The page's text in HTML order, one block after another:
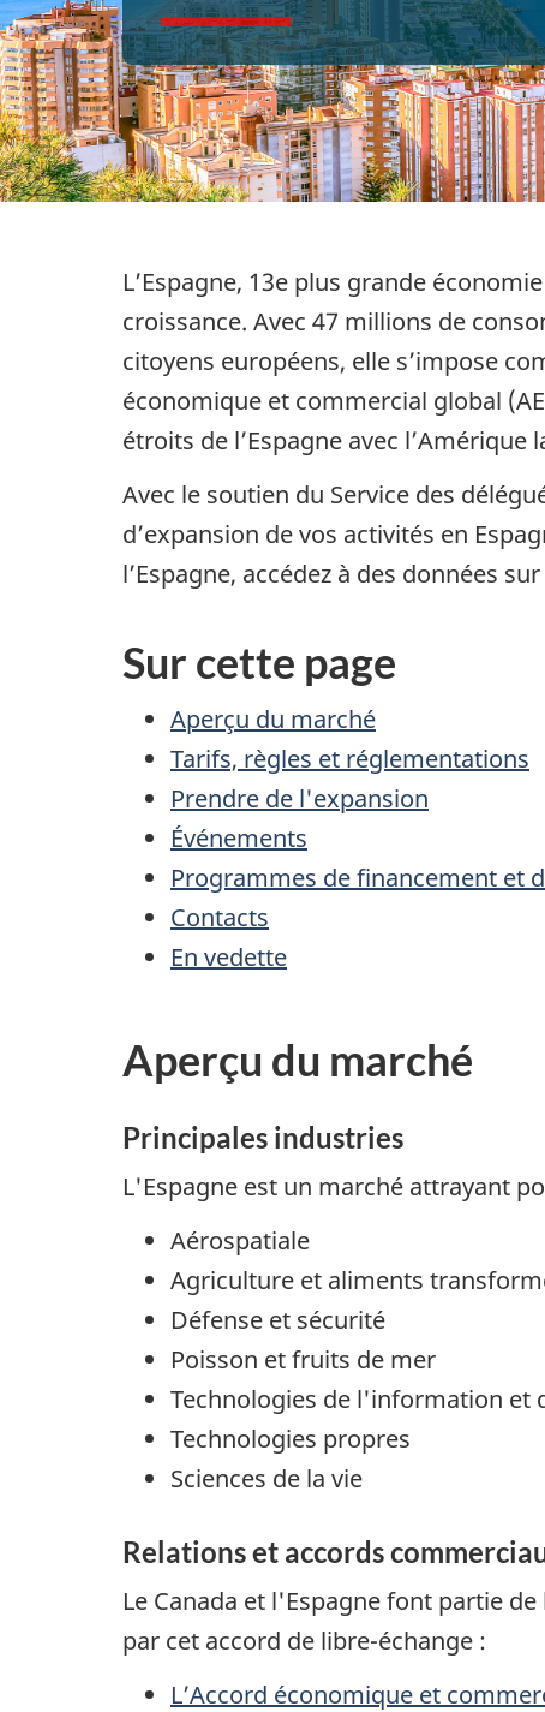
L’Espagne, 13e plus grande
croissance. Avec 47 millions de
citoyens européens, elle s’impose
économique et commercial global
étroits de l’Espagne avec
Avec le soutien du Service des
d’expansion de vos activités en
l’Espagne, accédez à des données
Sur cette page
Aperçu du marché
Tarifs, règles et réglementations
Prendre de l'expansion
Événements
Programmes de financement et
Contacts
En vedette
Aperçu du marché
Principales industries
L'Espagne est un marché attrayant
Aérospatiale
Agriculture et aliments
Défense et sécurité
Poisson et fruits de mer
Technologies de l'information et
Technologies propres
Sciences de la vie
Relations et accords
Le Canada et l'Espagne font partie
par cet accord de libre-échange :
L’Accord économique et